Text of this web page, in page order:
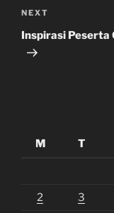
Next
Post
NEXT
Inspirasi Peserta
M
T
2 3